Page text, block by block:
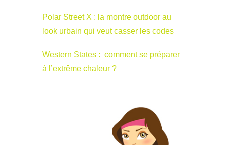
Polar Street X : la montre outdoor au
look urbain qui veut casser les codes
Western States : comment se préparer
à l’extrême chaleur ?